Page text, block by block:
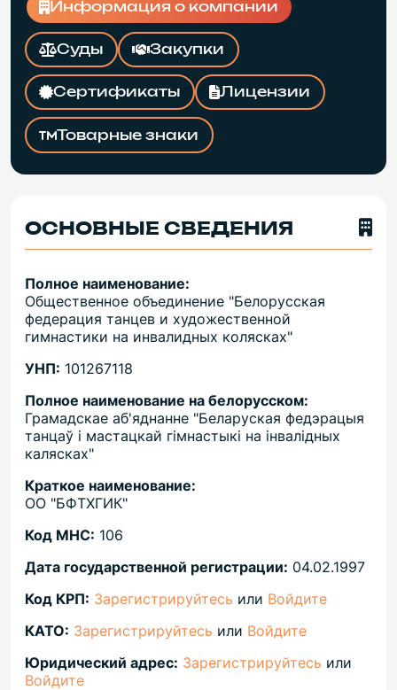
Информация о компании
Суды Закупки
Сертификаты Лицензии
Товарные знаки
ОСНОВНЫЕ СВЕДЕНИЯ
Полное наименование:
Общественное объединение "Белорусская
федерация танцев и художественной
гимнастики на инвалидных колясках"
УНП: 101267118
Полное наименование на белорусском:
Грамадскае аб'яднанне "Беларуская федэрацыя
танцаў і мастацкай гімнастыкі на інвалідных
калясках"
Краткое наименование:
ОО "БФТХГИК"
Код МНС: 106
Дата государственной регистрации: 04.02.1997
Код КРП: Зарегистрируйтесь или Войдите
КАТО: Зарегистрируйтесь или Войдите
Юридический адрес: Зарегистрируйтесь или
Войдите